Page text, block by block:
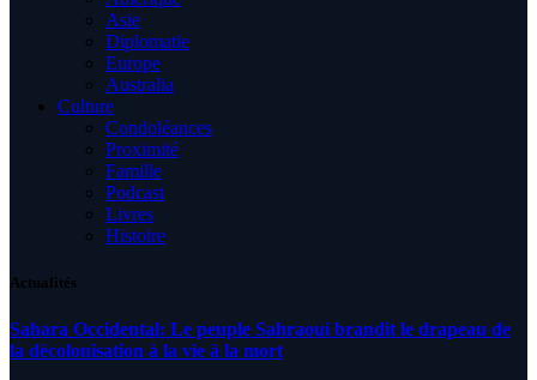
Asie
Diplomatie
Europe
Australia
Culture
Condoléances
Proximité
Famille
Podcast
Livres
Histoire
Actualités
Sahara Occidental: Le peuple Sahraoui brandit le drapeau de
la décolonisation à la vie à la mort